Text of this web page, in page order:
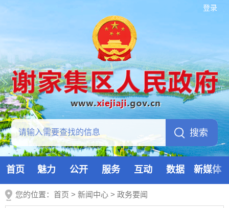
登录
首页 魅力 公开 服务 互动 数据 新媒体
您的位置： 首页 > 新闻中心 > 政务要闻